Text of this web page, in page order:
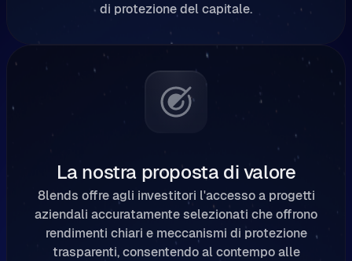
di protezione del capitale.
La nostra proposta di valore
8lends offre agli investitori l'accesso a progetti
aziendali accuratamente selezionati che offrono
rendimenti chiari e meccanismi di protezione
trasparenti, consentendo al contempo alle